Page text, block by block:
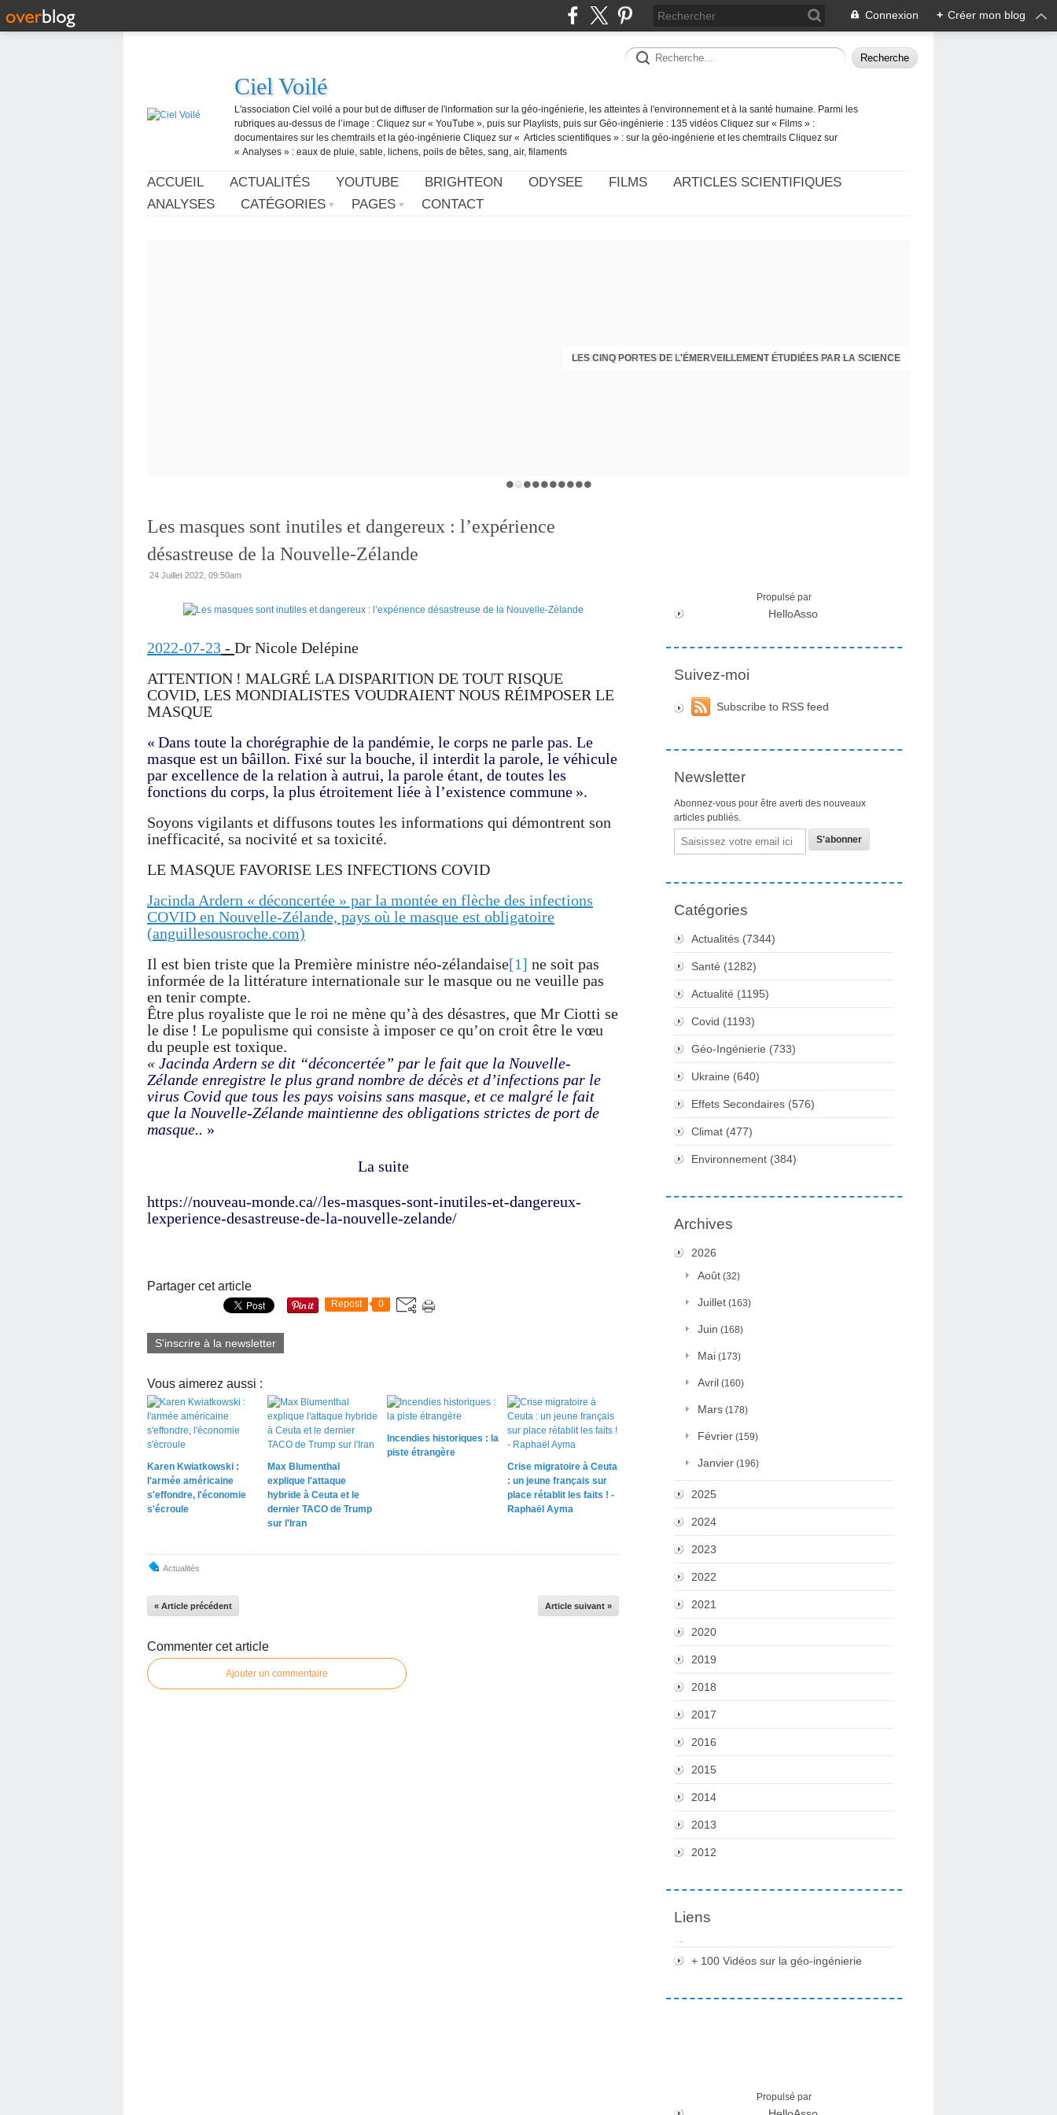
Connexion + Créer mon blog
Ciel Voilé
L'association Ciel voilé a pour but de diffuser de l'information sur la géo-ingénierie, les atteintes à l'environnement et à la santé humaine. Parmi les
rubriques au-dessus de l’image : Cliquez sur « YouTube », puis sur Playlists, puis sur Géo-ingénierie : 135 vidéos Cliquez sur « Films » :
documentaires sur les chemtrails et la géo-ingénierie Cliquez sur « Articles scientifiques » : sur la géo-ingénierie et les chemtrails Cliquez sur
« Analyses » : eaux de pluie, sable, lichens, poils de bêtes, sang, air, filaments
ACCUEIL ACTUALITÉS YOUTUBE BRIGHTEON ODYSEE FILMS
ARTICLES SCIENTIFIQUES
ANALYSES
CATÉGORIES PAGES CONTACT
LES CINQ PORTES DE L'ÉMERVEILLEMENT ÉTUDIÉES PAR LA SCIENCE
CHRISTOPHE PERRET GENTIL : RECEVOIR LE MESSAGE DES PLANTES
Les masques sont inutiles et dangereux : l’expérience
désastreuse de la Nouvelle-Zélande
24 Juillet 2022, 09:50am
2022-07-23 - Dr Nicole Delépine
ATTENTION ! MALGRÉ LA DISPARITION DE TOUT RISQUE
COVID, LES MONDIALISTES VOUDRAIENT NOUS RÉIMPOSER LE
MASQUE
« Dans toute la chorégraphie de la pandémie, le corps ne parle pas. Le
masque est un bâillon. Fixé sur la bouche, il interdit la parole, le véhicule
par excellence de la relation à autrui, la parole étant, de toutes les
fonctions du corps, la plus étroitement liée à l’existence commune ».
Soyons vigilants et diffusons toutes les informations qui démontrent son
inefficacité, sa nocivité et sa toxicité.
LE MASQUE FAVORISE LES INFECTIONS COVID
Jacinda Ardern « déconcertée » par la montée en flèche des infections
COVID en Nouvelle-Zélande, pays où le masque est obligatoire
(anguillesousroche.com)
Il est bien triste que la Première ministre néo-zélandaise[1] ne soit pas
informée de la littérature internationale sur le masque ou ne veuille pas
en tenir compte.
Être plus royaliste que le roi ne mène qu’à des désastres, que Mr Ciotti se
le dise ! Le populisme qui consiste à imposer ce qu’on croit être le vœu
du peuple est toxique.
« Jacinda Ardern se dit “déconcertée” par le fait que la Nouvelle-
Zélande enregistre le plus grand nombre de décès et d’infections par le
virus Covid que tous les pays voisins sans masque, et ce malgré le fait
que la Nouvelle-Zélande maintienne des obligations strictes de port de
masque.. »
La suite
https://nouveau-monde.ca//les-masques-sont-inutiles-et-dangereux-
lexperience-desastreuse-de-la-nouvelle-zelande/
Partager cet article
Repost 0
S'inscrire à la newsletter
Vous aimerez aussi :
Karen Kwiatkowski :
l'armée américaine
s'effondre, l'économie
s'écroule
Max Blumenthal
explique l'attaque
hybride à Ceuta et le
dernier TACO de Trump
sur l'Iran
Incendies historiques : la
piste étrangère
Crise migratoire à Ceuta
: un jeune français sur
place rétablit les faits ! -
Raphaël Ayma
Actualités
« Article précédent Article suivant »
Commenter cet article
Ajouter un commentaire
Propulsé par
HelloAsso
Suivez-moi
Subscribe to RSS feed
Newsletter
Abonnez-vous pour être averti des nouveaux
articles publiés.
Email
Catégories
Actualités (7344)
Santé (1282)
Actualité (1195)
Covid (1193)
Géo-Ingénierie (733)
Ukraine (640)
Effets Secondaires (576)
Climat (477)
Environnement (384)
Archives
2026
Août (32)
Juillet (163)
Juin (168)
Mai (173)
Avril (160)
Mars (178)
Février (159)
Janvier (196)
2025
2024
2023
2022
2021
2020
2019
2018
2017
2016
2015
2014
2013
2012
Liens
+ 100 Vidéos sur la géo-ingénierie
Propulsé par